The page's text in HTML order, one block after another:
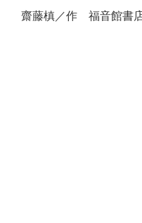
齋藤槙／作 福音館書